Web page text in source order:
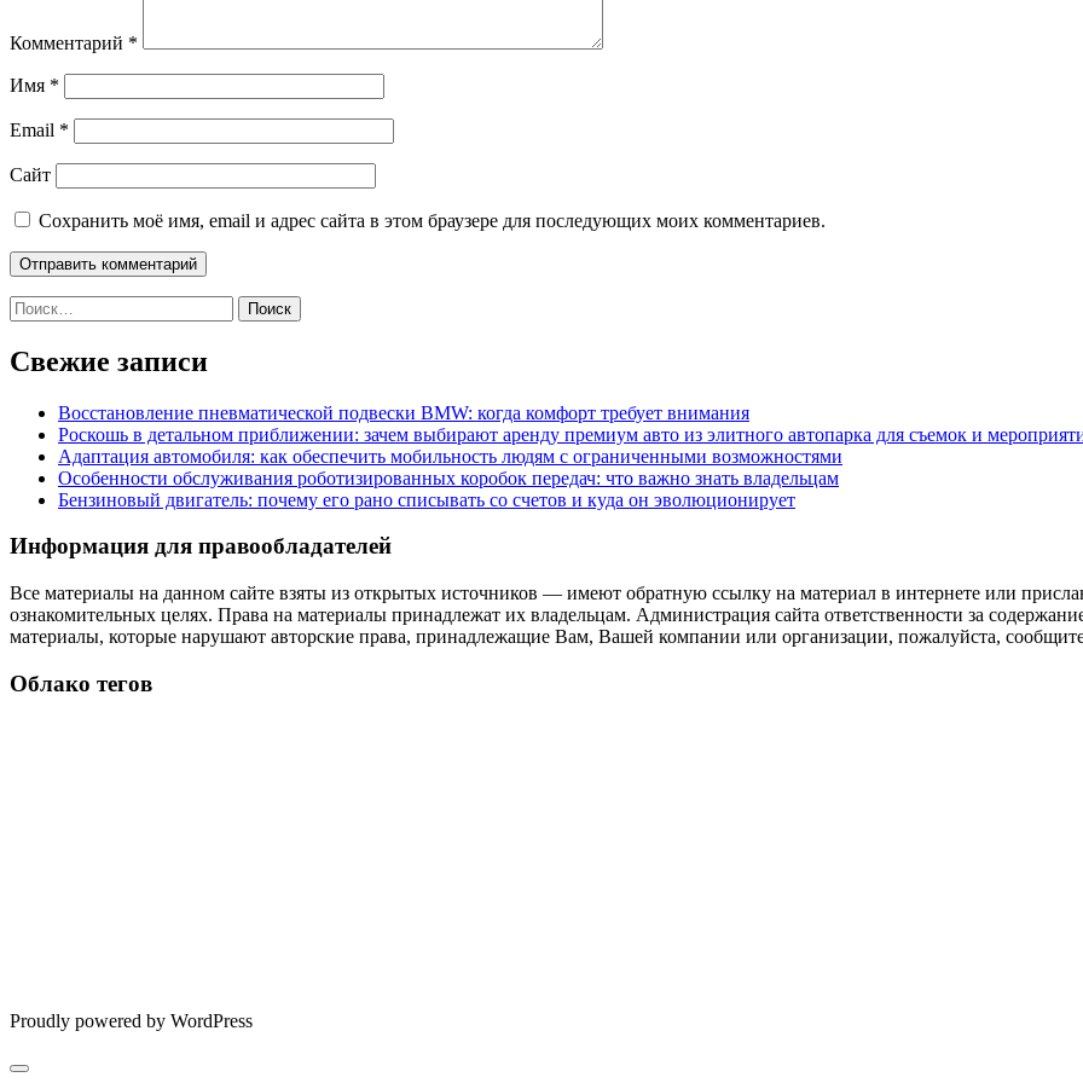
Комментарий *
Имя *
Email *
Сайт
Сохранить моё имя, email и адрес сайта в этом браузере для последующих моих комментариев.
Найти:
Свежие записи
Восстановление пневматической подвески BMW: когда комфорт требует внимания
Роскошь в детальном приближении: зачем выбирают аренду премиум авто из элитного автопарка для съемок и
Адаптация автомобиля: как обеспечить мобильность людям с ограниченными возможностями
Особенности обслуживания роботизированных коробок передач: что важно знать владельцам
Бензиновый двигатель: почему его рано списывать со счетов и куда он эволюционирует
Информация для правообладателей
Все материалы на данном сайте взяты из открытых источников — имеют обратную ссылку на материал в интернете или
ознакомительных целях. Права на материалы принадлежат их владельцам. Администрация сайта ответственности за
материалы, которые нарушают авторские права, принадлежащие Вам, Вашей компании или организации, пожалуйста,
Облако тегов
Proudly powered by WordPress